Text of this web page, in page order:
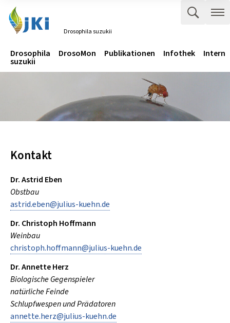
Drosophila suzukii
Navigation
Hauptmenü
Drosophila
suzukii
DrosoMon Publikationen Infothek Intern
Kontakt
Dr. Astrid Eben
Obstbau
astrid.eben@julius-kuehn.de
Dr. Christoph Hoffmann
Weinbau
christoph.hoffmann@julius-kuehn.de
Dr. Annette Herz
Biologische Gegenspieler
natürliche Feinde
Schlupfwespen und Prädatoren
annette.herz@julius-kuehn.de